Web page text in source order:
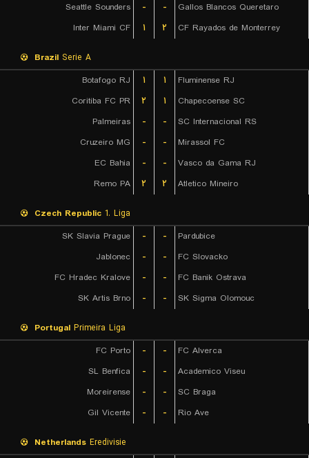
Seattle Sounders
- -
Gallos Blancos Queretaro
Inter Miami CF
۱ ۲ CF Rayados de Monterrey
Brazil Serie A
Botafogo RJ
۱ ۱
Fluminense RJ
Coritiba FC PR
۲ ۱
Chapecoense SC
Palmeiras
- -
SC Internacional RS
Cruzeiro MG
- -
Mirassol FC
EC Bahia
- -
Vasco da Gama RJ
Remo PA
۲ ۲ Atletico Mineiro
Czech Republic 1. Liga
SK Slavia Prague
- -
Pardubice
Jablonec
- -
FC Slovacko
FC Hradec Kralove
- -
FC Banik Ostrava
SK Artis Brno
- - SK Sigma Olomouc
Portugal Primeira Liga
FC Porto
- -
FC Alverca
SL Benfica
- -
Academico Viseu
Moreirense
- -
SC Braga
Gil Vicente
- - Rio Ave
Netherlands Eredivisie